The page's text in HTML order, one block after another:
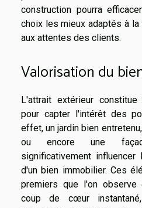
construction pourra
choix les mieux adaptés à
aux attentes des clients.
Valorisation du
L'attrait extérieur
pour capter l'intérêt des
effet, un jardin bien
ou encore une
significativement
d'un bien immobilier. Ces
premiers que l'on
coup de cœur